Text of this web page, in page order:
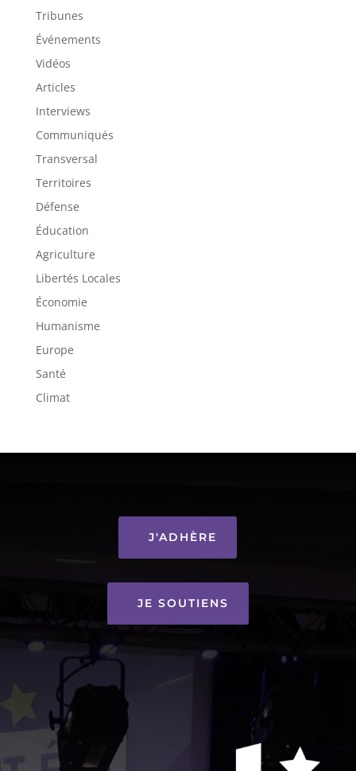
Tribunes
Événements
Vidéos
Articles
Interviews
Communiqués
Transversal
Territoires
Défense
Éducation
Agriculture
Libertés Locales
Économie
Humanisme
Europe
Santé
Climat
J'ADHÈRE
JE SOUTIENS